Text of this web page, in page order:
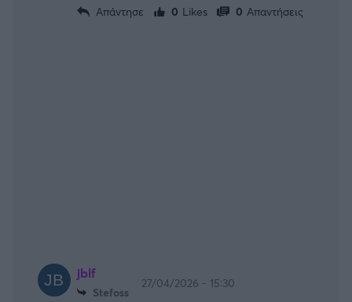
Απάντησε
0 Likes 0 Απαντήσεις
jblf
Stefoss
27/04/2026 - 15:30